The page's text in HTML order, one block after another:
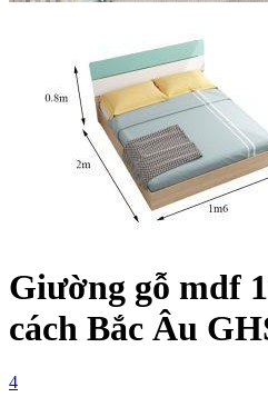
Giường gỗ mdf
cách Bắc Âu
4